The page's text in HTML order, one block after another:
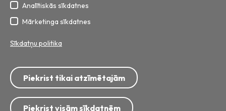
Visas tiesības aizsargātas
Izstrāde:BRIGHT
E-pasts:
Adrese: Getliņu iela 5, Rumbula, Stopiņu pagasts, Ropažu novads,
LV-2121
Privātuma politika
Personu datu apstrāde
Analītiskās sīkdatnes
Mārketinga sīkdatnes
Sīkdatņu politika
Piekrist tikai atzīmētajām
Piekrist visām sīkdatnēm